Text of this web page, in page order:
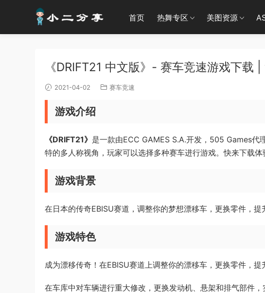
首页 热舞专区 美图资源
《DRIFT21 中文版》- 赛车竞速游戏下载
2021-04-02 赛车竞速
游戏介绍
《DRIFT21》 是一款由ECC GAMES S.A.开发，505 Games代
特的多人称视角，玩家可以选择多种赛车进行游戏。快来下载体
游戏背景
在日本的传奇EBISU赛道，调整你的梦想漂移车，更换零件，提
游戏特色
成为漂移传奇！在EBISU赛道上调整你的漂移车，更换零件，
在车库中对车辆进行重大修改，更换发动机、悬架和排气部件